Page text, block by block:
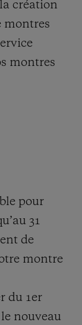
création
montres
montres
ligne sur
et
éligibles
le droit
pour
31
de
montre
du 1er
nouveau
BOUTIQUE